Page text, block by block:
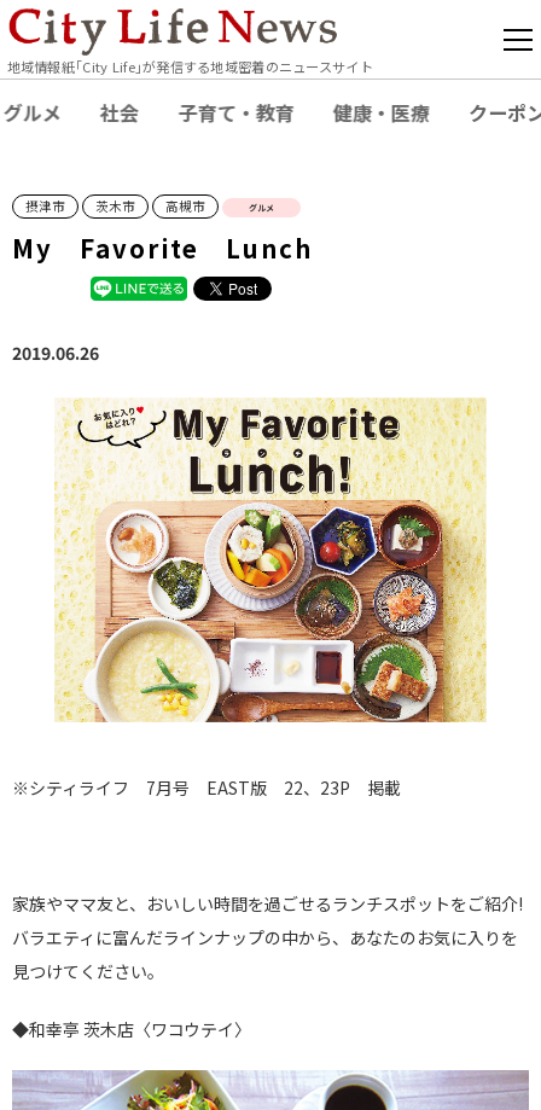
地域情報紙｢City Life｣が発信する地域密着のニュースサイト
グルメ 社会 子育て・教育 健康・医療 クーポ
摂津市 茨木市 高槻市 グルメ
My Favorite Lunch
2019.06.26
※シティライフ 7月号 EAST版 22、23P 掲載
家族やママ友と、おいしい時間を過ごせるランチスポットをご紹介!
バラエティに富んだラインナップの中から、あなたのお気に入りを
見つけてください。
◆和幸亭 茨木店〈ワコウテイ〉